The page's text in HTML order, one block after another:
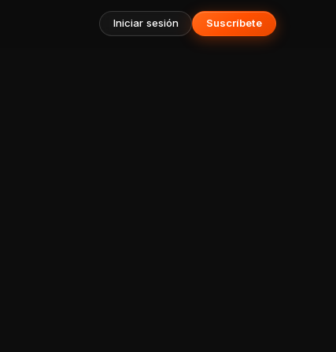
Iniciar sesión Suscríbete